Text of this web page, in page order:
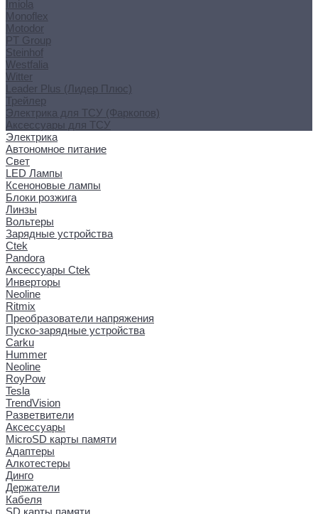
Imiola
Monoflex
Motodor
PT Group
Steinhof
Westfalia
Witter
Leader Plus (Лидер Плюс)
Трейлер
Электрика для ТСУ (Фаркопов)
Аксессуары для ТСУ
Электрика
Автономное питание
Свет
LED Лампы
Ксеноновые лампы
Блоки розжига
Линзы
Вольтеры
Зарядные устройства
Ctek
Pandora
Аксессуары Ctek
Инверторы
Neoline
Ritmix
Преобразователи напряжения
Пуско-зарядные устройства
Carku
Hummer
Neoline
RoyPow
Tesla
TrendVision
Разветвители
Аксессуары
MicroSD карты памяти
Адаптеры
Алкотестеры
Динго
Держатели
Кабеля
SD карты памяти